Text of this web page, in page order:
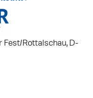
Rottalschau, D-